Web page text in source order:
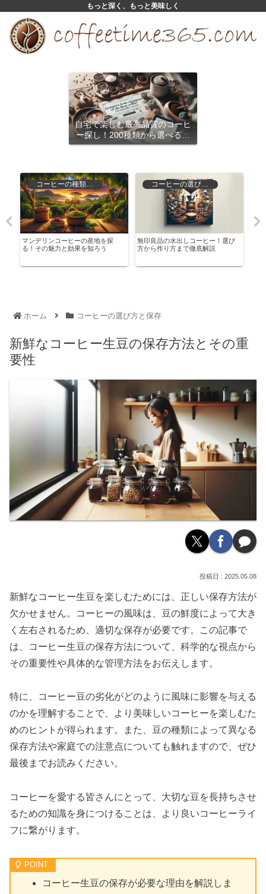
もっと深く、もっと美味しく
自宅で楽しむ最高品質のコーヒ
ー探し！200種類から選べるサ
ブスクリプション
マンデリンコーヒーの産地を探
る！その魅力と効果を知ろう
無印良品の水出しコーヒー！選び
方から作り方まで徹底解説
ホーム コーヒーの選び方と保存
新鮮なコーヒー生豆の保存方法とその重
要性
2025.05.08
新鮮なコーヒー生豆を楽しむためには、正しい保存方法が
欠かせません。コーヒーの風味は、豆の鮮度によって大き
く左右されるため、適切な保存が必要です。この記事で
は、コーヒー生豆の保存方法について、科学的な視点から
その重要性や具体的な管理方法をお伝えします。
特に、コーヒー豆の劣化がどのように風味に影響を与える
のかを理解することで、より美味しいコーヒーを楽しむた
めのヒントが得られます。また、豆の種類によって異なる
保存方法や家庭での注意点についても触れますので、ぜひ
最後までお読みください。
コーヒーを愛する皆さんにとって、大切な豆を長持ちさせ
るための知識を身につけることは、より良いコーヒーライ
フに繋がります。
コーヒー生豆の保存が必要な理由を解説しま